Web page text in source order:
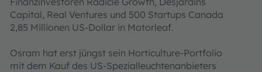
Capital, Real Ventures und 500 Startups Canada
2,85 Millionen US-Dollar in Motorleaf.
Osram hat erst jüngst sein Horticulture-Portfolio
mit dem Kauf des US-Spezialleuchtenanbieters